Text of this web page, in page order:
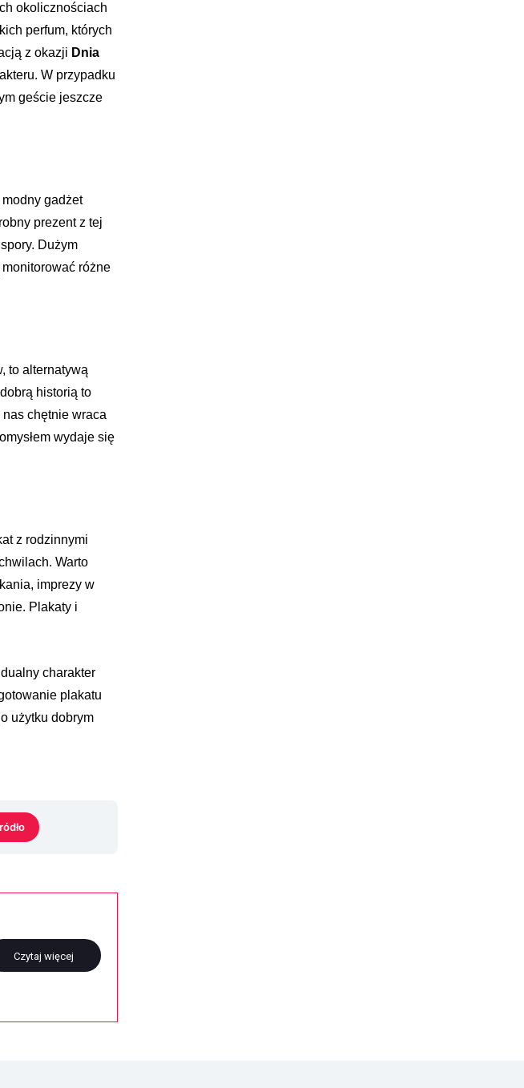
okolicznościach
perfum, których
z okazji Dnia
W przypadku
geście jeszcze
gadżet
prezent z tej
Dużym
różne
to alternatywą
historią to
nas chętnie wraca
wydaje się
z rodzinnymi
Warto
imprezy w
Plakaty i
charakter
plakatu
użytku dobrym
Czytaj więcej